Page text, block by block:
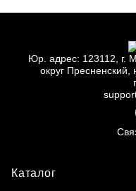
Юр. адрес: 123112, г.
округ Пресненский,
Каталог